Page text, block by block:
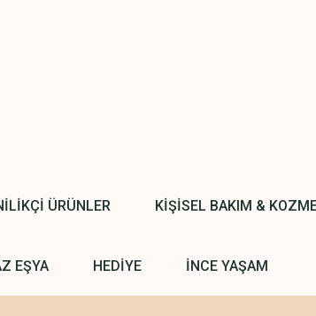
ÜRÜNLER KİŞİSEL BAKIM &
EŞYA HEDİYE İNCE YAŞAM